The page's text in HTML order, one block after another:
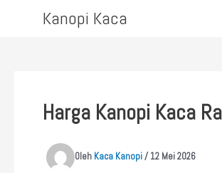
Kanopi Kaca
Harga Kanopi Kaca
Oleh Kaca Kanopi/12 Mei 2026